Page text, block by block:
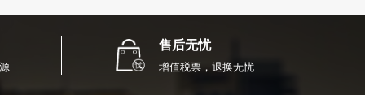
售后无忧
增值税票，退换无忧